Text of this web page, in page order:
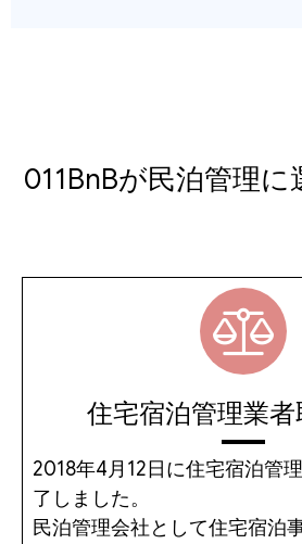
011BnBが民泊管理に
住宅宿泊管理業
2018年4月12日に住宅宿泊管
了しました。
民泊管理会社として住宅宿泊